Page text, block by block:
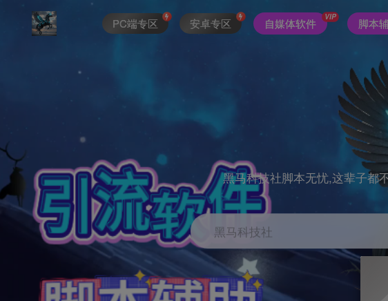
PC端专区 安卓专区 自媒体软件 VIP 脚本
黑马科技社脚本无忧,这辈子都
黑马科技社